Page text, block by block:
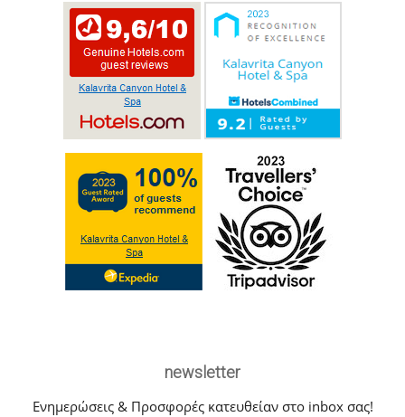
newsletter
Ενημερώσεις & Προσφορές κατευθείαν στο inbox σας!